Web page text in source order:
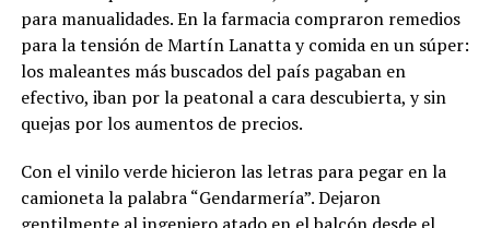
para manualidades. En la farmacia compraron remedios
para la tensión de Martín Lanatta y comida en un súper:
los maleantes más buscados del país pagaban en
efectivo, iban por la peatonal a cara descubierta, y sin
quejas por los aumentos de precios.
Con el vinilo verde hicieron las letras para pegar en la
camioneta la palabra “Gendarmería”. Dejaron